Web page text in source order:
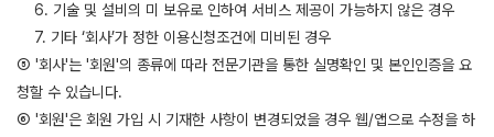
6. 기술 및 설비의 미 보유로 인하여 서비스 제공이 가능하지 않은 경우
7. 기타 ‘회사’가 정한 이용신청조건에 미비된 경우
⑤ '회사'는 '회원'의 종류에 따라 전문기관을 통한 실명확인 및 본인인증을 요
청할 수 있습니다.
⑥ '회원'은 회원 가입 시 기재한 사항이 변경되었을 경우 웹/앱으로 수정을 하